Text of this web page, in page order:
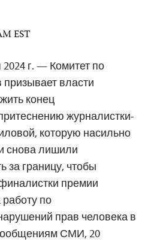
EST
г. — Комитет по
власти
конец
журналистки-
которую насильно
снова лишили
за границу, чтобы
премии
по
прав человека в
СМИ, 20